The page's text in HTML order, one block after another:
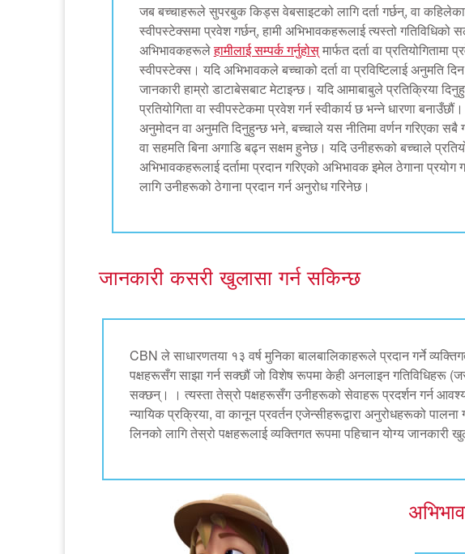
जब बच्चाहरूले सुपरबुक किड्स वेबसाइटको लागि दर्ता गर्छन्, वा
स्वीपस्टेक्समा प्रवेश गर्छन्, हामी अभिभावकहरूलाई त्यस्तो गतिविधिको
अभिभावकहरूलेहामीलाई सम्पर्क गर्नुहोस्मार्फत दर्ता वा
स्वीपस्टेक्स। यदि अभिभावकले बच्चाको दर्ता वा प्रविष्टिलाई अनुमति
जानकारी हाम्रो डाटाबेसबाट मेटाइन्छ। यदि आमाबाबुले प्रतिक्रिया
प्रतियोगिता वा स्वीपस्टेकमा प्रवेश गर्न स्वीकार्य छ भन्ने धारणा
अनुमोदन वा अनुमति दिनुहुन्छ भने, बच्चाले यस नीतिमा वर्णन गरिएका
वा सहमति बिना अगाडि बढ्न सक्षम हुनेछ। यदि उनीहरूको बच्चाले
अभिभावकहरूलाई दर्तामा प्रदान गरिएको अभिभावक इमेल ठेगाना
लागि उनीहरूको ठेगाना प्रदान गर्न अनुरोध गरिनेछ।
जानकारी कसरी खुलासा गर्न सकिन्छ
CBN ले साधारणतया १३ वर्ष मुनिका बालबालिकाहरूले प्रदान गर्ने
पक्षहरूसँग साझा गर्न सक्छौं जो विशेष रूपमा केही अनलाइन गतिविधिहरू
सक्छन्। । त्यस्ता तेस्रो पक्षहरूसँग उनीहरूको सेवाहरू प्रदर्शन गर्न
न्यायिक प्रक्रिया, वा कानून प्रवर्तन एजेन्सीहरूद्वारा अनुरोधहरूको पालना
लिनको लागि तेस्रो पक्षहरूलाई व्यक्तिगत रूपमा पहिचान योग्य जानकारी